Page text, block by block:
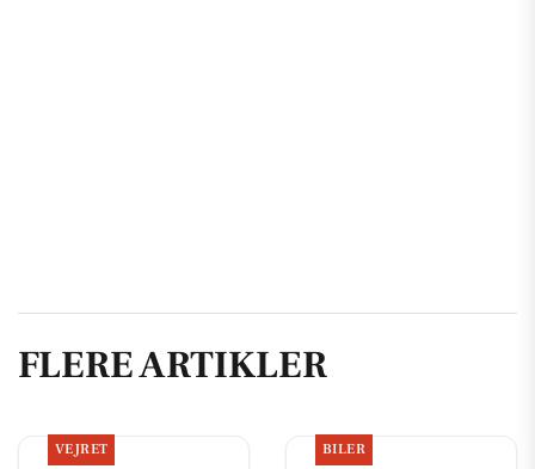
FLERE ARTIKLER
VEJRET BILER